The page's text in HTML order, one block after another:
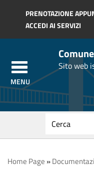
Regione Toscana
PRENOTAZIONE
ACCEDI AI SERVIZI
Sito web
testo
da
cercare
ricerca
Home Page »